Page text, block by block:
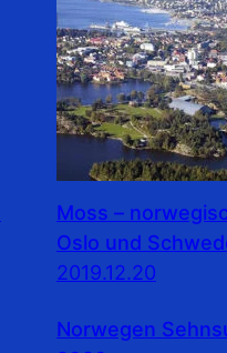
Moss –
Oslo und
2019.12.20
Norwegen